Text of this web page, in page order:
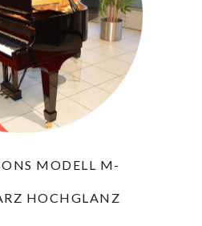
MODELL M-
HOCHGLANZ